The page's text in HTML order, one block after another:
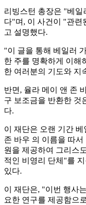
리빙스턴 총장은 "베일
다"며, 이 사건이 "관련
고 설명했다.
"이 글을 통해 베일러
한 주를 명확하게 이해
한 여러분의 기도와 지
반면, 율라 메이 앤 존
구 보조금을 반환한 것
다.
이 재단은 오랜 기간
존 바우 의 이름을 따
원을 제공하여 그리스
적인 비영리 단체"를
있다.
이 재단은, "이번 행사
요한 연구를 제공함으